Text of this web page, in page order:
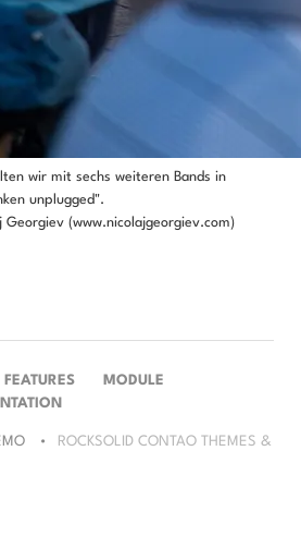
wir mit sechs weiteren Bands in
unplugged".
Georgiev (www.nicolajgeorgiev.com)
FEATURES
MODULE
ROCKSOLID CONTAO THEMES &